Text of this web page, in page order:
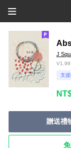
J
V1.99
支
贈送禮